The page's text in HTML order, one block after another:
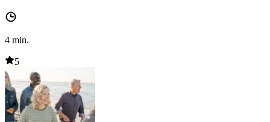
4 min.
5